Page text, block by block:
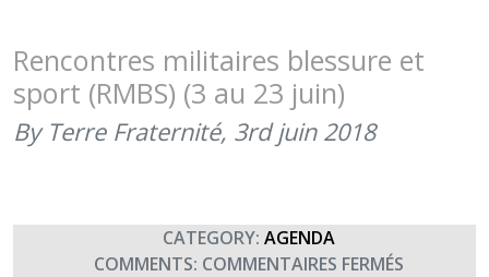
ARMÉES
Rencontres militaires blessure et
sport (RMBS) (3 au 23 juin)
By Terre Fraternité, 3rd juin 2018
CATEGORY: AGENDA
COMMENTS: COMMENTAIRES FERMÉS